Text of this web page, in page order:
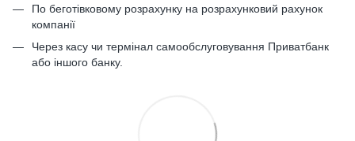
По беготівковому розрахунку на розрахунковий рахунок
компанії
Через касу чи термінал самообслуговування Приватбанк
або іншого банку.